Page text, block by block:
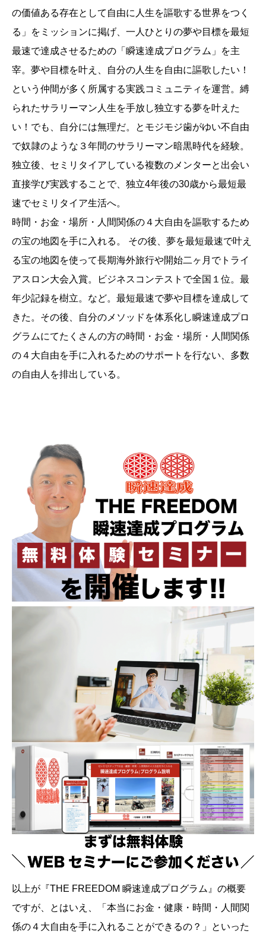
の価値ある存在として自由に人生を謳歌する世界をつく
る」をミッションに掲げ、一人ひとりの夢や目標を最短
最速で達成させるための「瞬速達成プログラム」を主
宰。夢や目標を叶え、自分の人生を自由に謳歌したい！
という仲間が多く所属する実践コミュニティを運営。縛
られたサラリーマン人生を手放し独立する夢を叶えた
い！でも、自分には無理だ。とモジモジ歯がゆい不自由
で奴隷のような３年間のサラリーマン暗黒時代を経験。
独立後、セミリタイアしている複数のメンターと出会い
直接学び実践することで、独立4年後の30歳から最短最
速でセミリタイア生活へ。
時間・お金・場所・人間関係の４大自由を謳歌するため
の宝の地図を手に入れる。 その後、夢を最短最速で叶え
る宝の地図を使って長期海外旅行や開始二ヶ月でトライ
アスロン大会入賞。ビジネスコンテストで全国１位。最
年少記録を樹立。など。最短最速で夢や目標を達成して
きた。その後、自分のメソッドを体系化し瞬速達成プロ
グラムにてたくさんの方の時間・お金・場所・人間関係
の４大自由を手に入れるためのサポートを行ない、多数
の自由人を排出している。
以上が『THE FREEDOM 瞬速達成プログラム』の概要
ですが、とはいえ、「本当にお金・健康・時間・人間関
係の４大自由を手に入れることができるの？」といった